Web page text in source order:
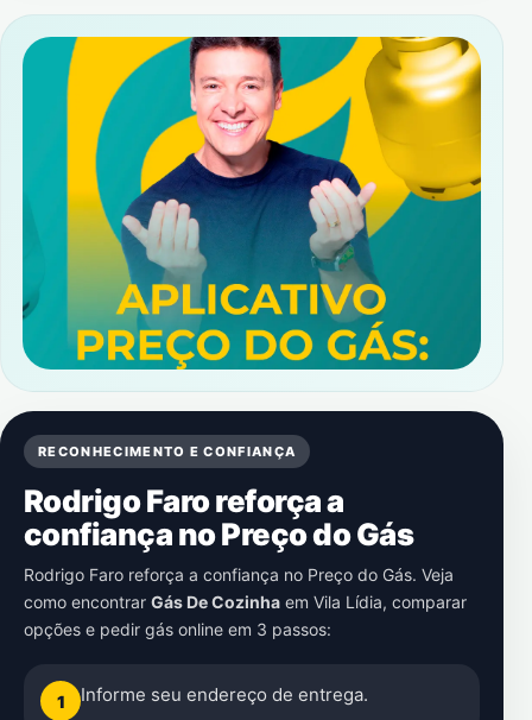
RECONHECIMENTO E CONFIANÇA
Rodrigo Faro reforça a
confiança no Preço do Gás
Rodrigo Faro reforça a confiança no Preço do Gás. Veja
como encontrar Gás De Cozinha em Vila Lídia, comparar
opções e pedir gás online em 3 passos:
1 Informe seu endereço de entrega.